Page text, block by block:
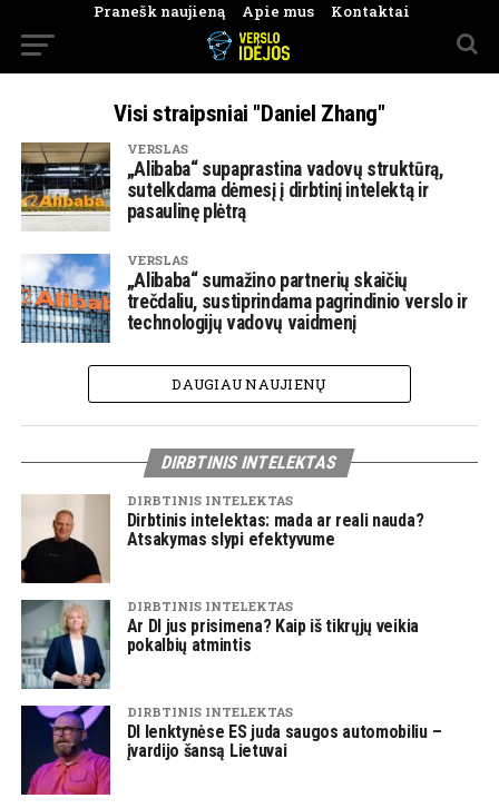
Pranešk naujieną Apie mus Kontaktai
Visi straipsniai "Daniel Zhang"
VERSLAS
„Alibaba“ supaprastina vadovų struktūrą,
sutelkdama dėmesį į dirbtinį intelektą ir
pasaulinę plėtrą
VERSLAS
„Alibaba“ sumažino partnerių skaičių
trečdaliu, sustiprindama pagrindinio verslo ir
technologijų vadovų vaidmenį
DAUGIAU NAUJIENŲ
DIRBTINIS INTELEKTAS
DIRBTINIS INTELEKTAS
Dirbtinis intelektas: mada ar reali nauda?
Atsakymas slypi efektyvume
DIRBTINIS INTELEKTAS
Ar DI jus prisimena? Kaip iš tikrųjų veikia
pokalbių atmintis
DIRBTINIS INTELEKTAS
DI lenktynėse ES juda saugos automobiliu –
įvardijo šansą Lietuvai